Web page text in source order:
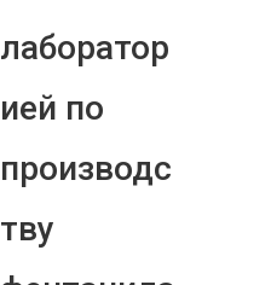
лаборатор
ией по
производс
тву